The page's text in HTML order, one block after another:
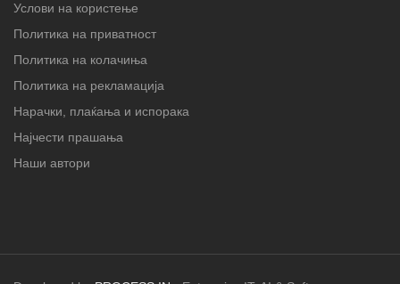
Услови на користење
Политика на приватност
Политика на колачиња
Политика на рекламација
Нарачки, плаќања и испорака
Најчести прашања
Наши автори